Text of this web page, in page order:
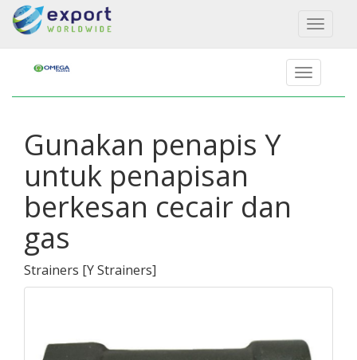
Toggle
Gunakan penapis Y
untuk penapisan
berkesan cecair dan
gas
Strainers [Y Strainers]